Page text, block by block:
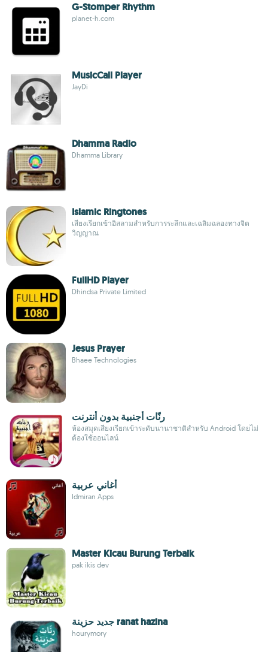
G-Stomper Rhythm
planet-h.com
MusicCall Player
JayDi
Dhamma Radio
Dhamma Library
Islamic Ringtones
เสียงเรียกเข้าอิสลามสำหรับการระลึกและเฉลิมฉลองทางจิต
วิญญาณ
FullHD Player
Dhindsa Private Limited
Jesus Prayer
Bhaee Technologies
رنّات أجنبية بدون أنترنت
ห้องสมุดเสียงเรียกเข้าระดับนานาชาติสำหรับ Android โดยไม่
ต้องใช้ออนไลน์
أغاني عربية
Idmiran Apps
Master Kicau Burung Terbaik
pak ikis dev
جديد حزينة ranat hazina
hourymory